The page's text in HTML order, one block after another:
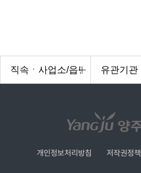
개인정보처리방침 저작권정책